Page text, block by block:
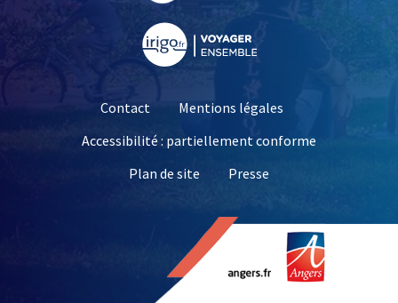
Contact
Mentions légales
Accessibilité : partiellement conforme
Plan de site
Presse